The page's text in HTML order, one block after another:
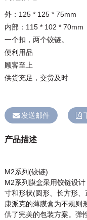
外：125 * 125 * 75mm
内部：115 * 102 * 70mm
一个扣，两个铰链。
便利用品
顾客至上
供货充足，交货及时
发送邮件
产品描述
M2系列(铰链):
M2系列膜盒采用铰链设
寸和形状(圆形、长方形、
康派克的薄膜盒为不规则
供了完美的包装方案。弹